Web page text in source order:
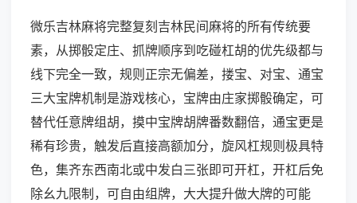
微乐吉林麻将完整复刻吉林民间麻将的所有传统要
素，从掷骰定庄、抓牌顺序到吃碰杠胡的优先级都与
线下完全一致，规则正宗无偏差，搂宝、对宝、通宝
三大宝牌机制是游戏核心，宝牌由庄家掷骰确定，可
替代任意牌组胡，摸中宝牌胡牌番数翻倍，通宝更是
稀有珍贵，触发后直接高额加分，旋风杠规则极具特
色，集齐东西南北或中发白三张即可开杠，开杠后免
除幺九限制，可自由组牌，大大提升做大牌的可能